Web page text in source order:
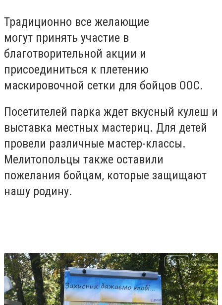
Традиционно все желающие
могут принять участие в
благотворительной акции и
присоединиться к плетению
маскировочной сетки для бойцов ООС.
Посетителей парка ждет вкусный кулеш и
выставка местных мастериц. Для детей
провели различные мастер-классы.
Мелитопольцы также оставили
пожелания бойцам, которые защищают
нашу родину.